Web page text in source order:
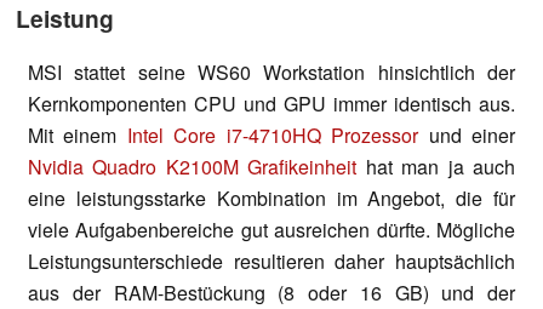
Leistung
MSI stattet seine WS60 Workstation hinsichtlich der
Kernkomponenten CPU und GPU immer identisch aus.
Mit einem Intel Core i7-4710HQ Prozessorund einer
Nvidia Quadro K2100M Grafikeinheit hat man ja auch
eine leistungsstarke Kombination im Angebot, die für
viele Aufgabenbereiche gut ausreichen dürfte. Mögliche
Leistungsunterschiede resultieren daher hauptsächlich
aus der RAM-Bestückung (8 oder 16 GB) und der